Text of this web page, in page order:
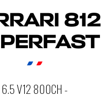
812
6.5 V12 800CH -